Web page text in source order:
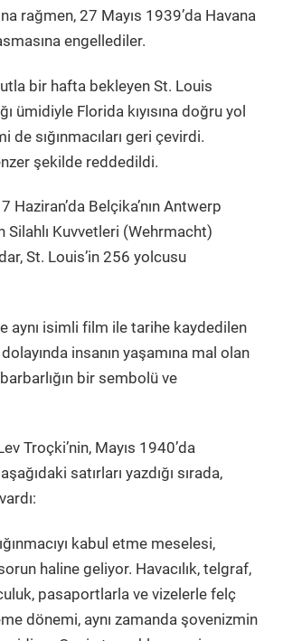
rağmen, 27 Mayıs 1939’da Havana
engellediler.
bir hafta bekleyen St. Louis
ümidiyle Florida kıyısına doğru yol
sığınmacıları geri çevirdi.
şekilde reddedildi.
Haziran’da Belçika’nın Antwerp
Silahlı Kuvvetleri (Wehrmacht)
St. Louis’in 256 yolcusu
aynı isimli film ile tarihe kaydedilen
insanın yaşamına mal olan
bir sembolü ve
Troçki’nin, Mayıs 1940’da
satırları yazdığı sırada,
kabul etme meselesi,
haline geliyor. Havacılık, telgraf,
pasaportlarla ve vizelerle felç
dönemi, aynı zamanda şovenizmin